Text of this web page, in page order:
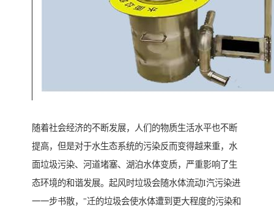
随着社会经济的不断发展，人们的物质生活水平也不断
提高，但是对于水生态系统的污染反而变得越来重，水
面垃圾污染、河道堵塞、湖泊水体变质，严重影响了生
态环境的和谐发展。起风时垃圾会随水体流动I汽污染进
一一步书散，"迁的垃圾会使水体遭到更大程度的污染和